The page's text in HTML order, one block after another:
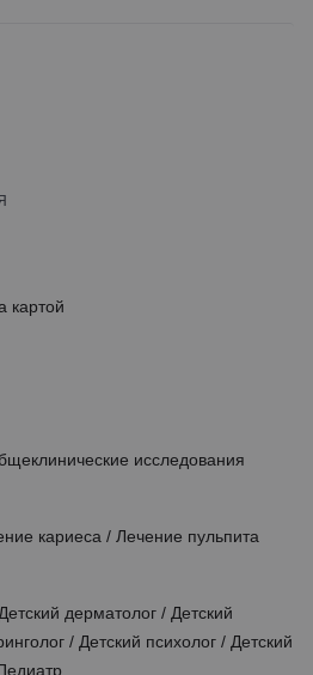
картой
исследования
кариеса / Лечение пульпита
Детский дерматолог / Детский
/ Детский психолог / Детский